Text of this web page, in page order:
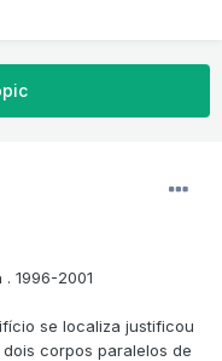
. 1996-2001
se localiza justificou
corpos paralelos de